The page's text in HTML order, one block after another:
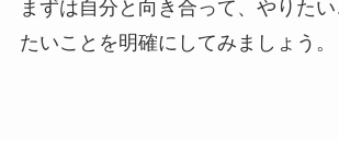
まずは自分と向き合って、やりた
たいことを明確にしてみましょう。